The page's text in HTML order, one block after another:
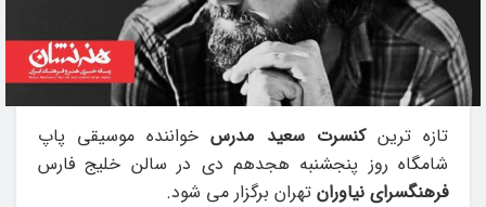
تازه ترینکنسرت سعید مدرسخواننده موسیقی پاپ
شامگاه روز پنجشنبه هجدهم دی در سالن خلیج فارس
فرهنگسرای نیاوران تهران برگزار می شود.